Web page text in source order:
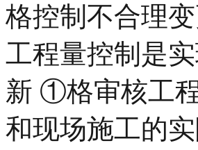
格控制不合理
工程量控制是
新 ①格审核工
和现场施工的